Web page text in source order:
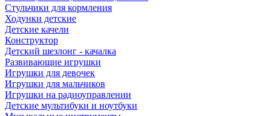
Стульчики для кормления
Ходунки детские
Детские качели
Конструктор
Детский шезлонг - качалка
Развивающие игрушки
Игрушки для девочек
Игрушки для мальчиков
Игрушки на радиоуправлении
Детские мультибуки и ноутбуки